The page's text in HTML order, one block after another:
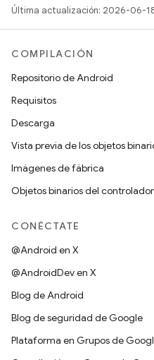
Última actualización: 2026-06-
COMPILACIÓN
Repositorio de Android
Requisitos
Descarga
Vista previa de los objetos
Imágenes de fábrica
Objetos binarios del controlador
CONÉCTATE
@Android en X
@AndroidDev en X
Blog de Android
Blog de seguridad de Google
Plataforma en Grupos de